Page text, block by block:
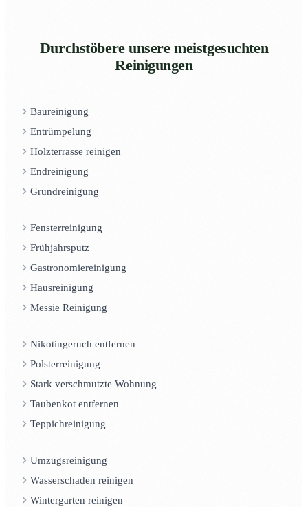
Durchstöbere unsere meistgesuchten
Reinigungen
Baureinigung
Entrümpelung
Holzterrasse reinigen
Endreinigung
Grundreinigung
Fensterreinigung
Frühjahrsputz
Gastronomiereinigung
Hausreinigung
Messie Reinigung
Nikotingeruch entfernen
Polsterreinigung
Stark verschmutzte Wohnung
Taubenkot entfernen
Teppichreinigung
Umzugsreinigung
Wasserschaden reinigen
Wintergarten reinigen